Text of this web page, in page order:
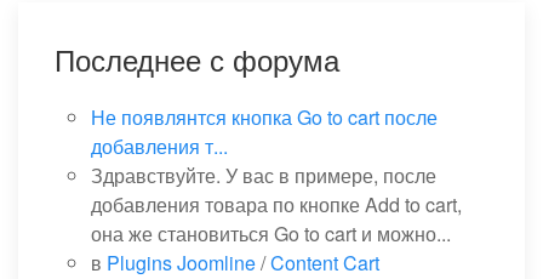
Последнее с форума
Не появлянтся кнопка Go to cart после
добавления т...
Здравствуйте. У вас в примере, после
добавления товара по кнопке Add to cart,
она же становиться Go to cart и можно...
в Plugins Joomline/Content Cart